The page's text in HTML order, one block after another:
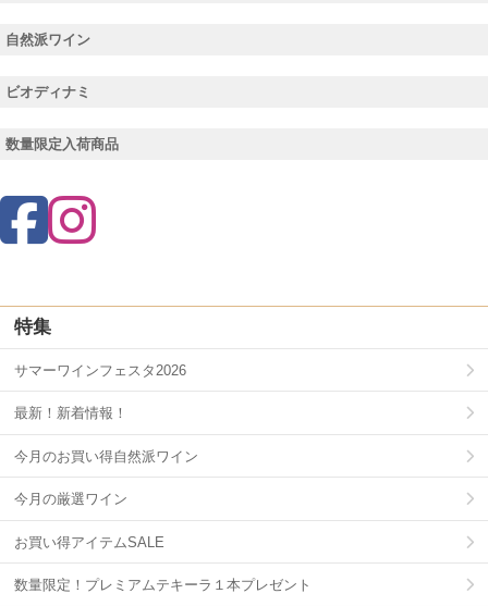
自然派ワイン
ビオディナミ
数量限定入荷商品
特集
サマーワインフェスタ2026
最新！新着情報！
今月のお買い得自然派ワイン
今月の厳選ワイン
お買い得アイテムSALE
数量限定！プレミアムテキーラ１本プレゼント